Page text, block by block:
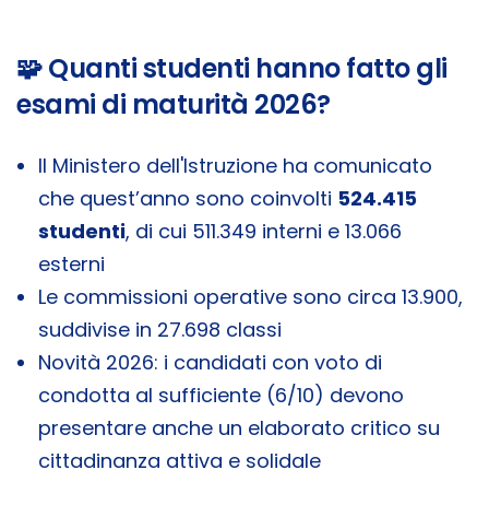
🧩 Quanti studenti hanno fatto gli
esami di maturità 2026?
Il Ministero dell'Istruzione ha comunicato
che quest’anno sono coinvolti 524.415
studenti, di cui 511.349 interni e 13.066
esterni
Le commissioni operative sono circa 13.900,
suddivise in 27.698 classi
Novità 2026: i candidati con voto di
condotta al sufficiente (6/10) devono
presentare anche un elaborato critico su
cittadinanza attiva e solidale